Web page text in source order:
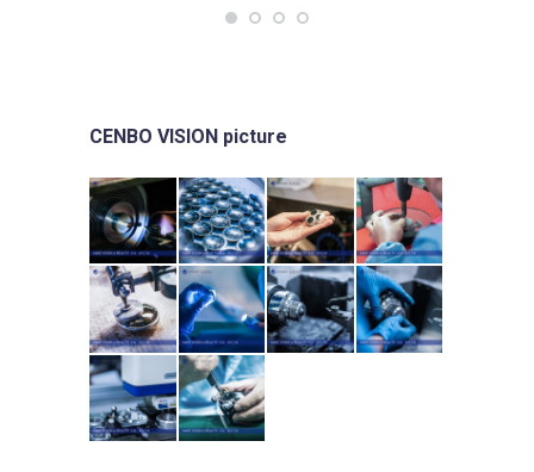
CENBO VISION picture